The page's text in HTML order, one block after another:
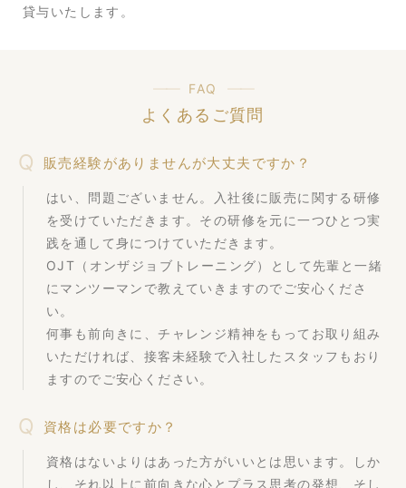
貸与いたします。
FAQ
よくあるご質問
販売経験がありませんが大丈夫ですか？
はい、問題ございません。入社後に販売に関する研修
を受けていただきます。その研修を元に一つひとつ実
践を通して身につけていただきます。
OJT（オンザジョブトレーニング）として先輩と一緒
にマンツーマンで教えていきますのでご安心くださ
い。
何事も前向きに、チャレンジ精神をもってお取り組み
いただければ、接客未経験で入社したスタッフもおり
ますのでご安心ください。
資格は必要ですか？
資格はないよりはあった方がいいとは思います。しか
し、それ以上に前向きな心とプラス思考の発想、そし